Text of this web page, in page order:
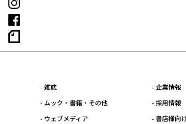
- 雑誌
- ムック・書籍・その他
- ウェブメディア
- 企業情報
- 採用情報
- 書店様向